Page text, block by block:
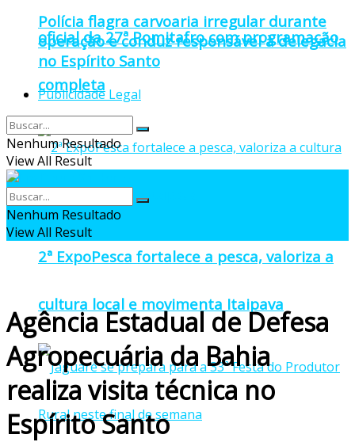
oficial da 27ª Pomitafro com programação
completa
2ª ExpoPesca fortalece a pesca, valoriza a
cultura local e movimenta Itaipava
Polícia flagra carvoaria irregular durante
operação e conduz responsável à delegacia
no Espírito Santo
Publicidade Legal
Nenhum Resultado
View All Result
Nenhum Resultado
View All Result
Agência Estadual de Defesa
Agropecuária da Bahia
realiza visita técnica no
Espírito Santo